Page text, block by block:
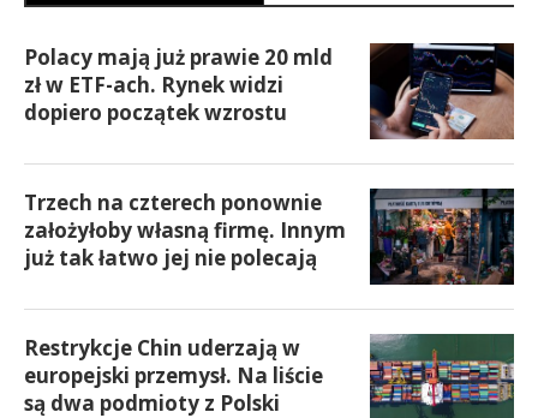
Polacy mają już prawie 20 mld
zł w ETF-ach. Rynek widzi
dopiero początek wzrostu
Trzech na czterech ponownie
założyłoby własną firmę. Innym
już tak łatwo jej nie polecają
Restrykcje Chin uderzają w
europejski przemysł. Na liście
są dwa podmioty z Polski